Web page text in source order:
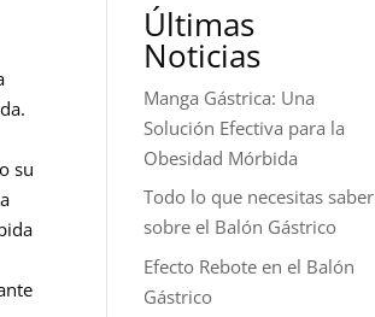
su
Últimas
Noticias
Manga Gástrica: Una
Solución Efectiva para la
Obesidad Mórbida
Todo lo que necesitas saber
sobre el Balón Gástrico
Efecto Rebote en el Balón
Gástrico